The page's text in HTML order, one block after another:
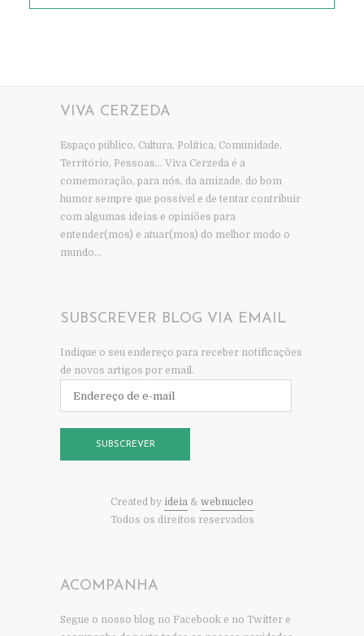
VIVA CERZEDA
Espaço público, Cultura, Política, Comunidade,
Território, Pessoas… Viva Cerzeda é a
comemoração, para nós, da amizade, do bom
humor sempre que possível e de tentar contribuir
com algumas ideias e opiniões para
entender(mos) e atuar(mos) do melhor modo o
mundo…
SUBSCREVER BLOG VIA EMAIL
Indique o seu endereço para receber notificações
de novos artigos por email.
SUBSCREVER
Created by ideia & webnucleo
Todos os direitos reservados
ACOMPANHA
Segue o nosso blog no Facebook e no Twitter e